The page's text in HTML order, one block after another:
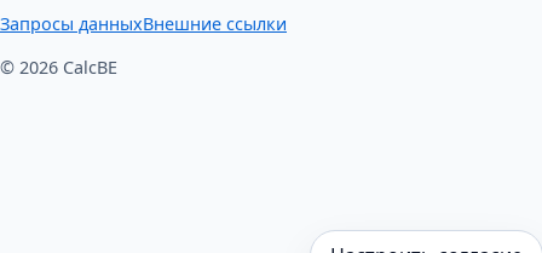
Запросы данныхВнешние ссылки
© 2026 CalcBE